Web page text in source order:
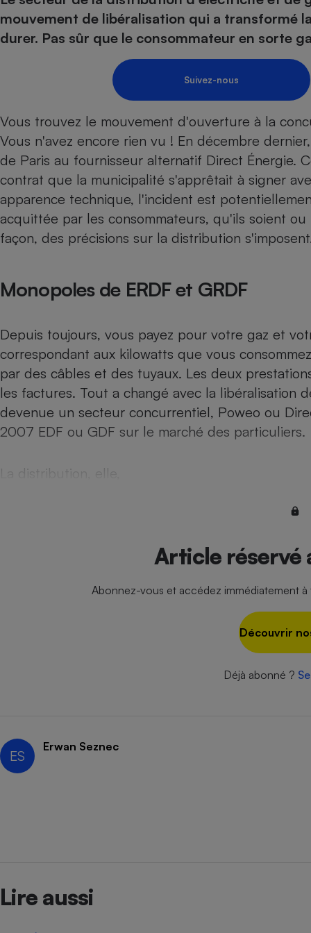
mouvement de libéralisation qui a transformé
durer. Pas sûr que le consommateur en sorte
Suivez-nous
Vous trouvez le mouvement d'ouverture à la
Vous n'avez encore rien vu ! En décembre
de Paris au fournisseur alternatif Direct Énergie.
contrat que la municipalité s'apprêtait à signer
apparence technique, l'incident est
acquittée par les consommateurs, qu'ils soient
façon, des précisions sur la distribution
Monopoles de ERDF et GRDF
Depuis toujours, vous payez pour votre gaz et
correspondant aux kilowatts que vous
par des câbles et des tuyaux. Les deux
les factures. Tout a changé avec la libéralisation
devenue un secteur concurrentiel, Poweo ou
2007 EDF ou GDF sur le marché des particuliers.
La distribution, elle,
Article réservé
Abonnez-vous et accédez immédiatement
Découvrir
Déjà abonné ?
ES
Erwan Seznec
Lire aussi
Nutrition
Produit alimentaire
Supermarché - Drive
Complément
alimentaire
Banque - Crédit
Assurance
Assurance auto
Carburant
Contrôle technique -
Pièce détachée
Moto
Supermarché - Drive
Comparatif
Comparatif plaque à
Comparatif hotte
Comparatif
Comparatif
Comparatif aspirateur
Comparatif centrale
Gros électroménager
Petit électroménager
Lave-linge
Électricité - Gaz
Comparatif casque
Comparatif barre de
Comparatif
Comparatif
Comparatif ultrabook
Comparatif tablette
Image et son
Internet
Téléphonie
Téléphone mobile -
Smartphone
Comparatif
Comparatif poêle à
Comparatif radiateur
Aménagement
Bricolage - Jardinage
Produit d'entretien
Radiateur électrique
Hygiène - Beauté
Maladie - Médecine -
Système de santé -
Mutuelle
Antimoustique
Maison de retraite
Retraite
Choisir son fioul
Choisir son pellet
Comparateur assurance emprunteur
Energie Moins Chère Ensemble
Tous les comparateurs
Toutes les cartes interactives
connexion Internet
nous ?